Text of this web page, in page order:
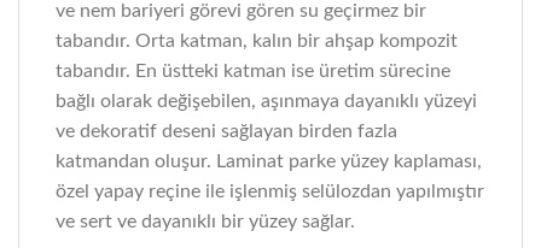
ve nem bariyeri görevi gören su geçirmez bir
tabandır. Orta katman, kalın bir ahşap kompozit
tabandır. En üstteki katman ise üretim sürecine
bağlı olarak değişebilen, aşınmaya dayanıklı yüzeyi
ve dekoratif deseni sağlayan birden fazla
katmandan oluşur. Laminat parke yüzey kaplaması,
özel yapay reçine ile işlenmiş selülozdan yapılmıştır
ve sert ve dayanıklı bir yüzey sağlar.